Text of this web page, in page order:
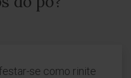
se como rinite